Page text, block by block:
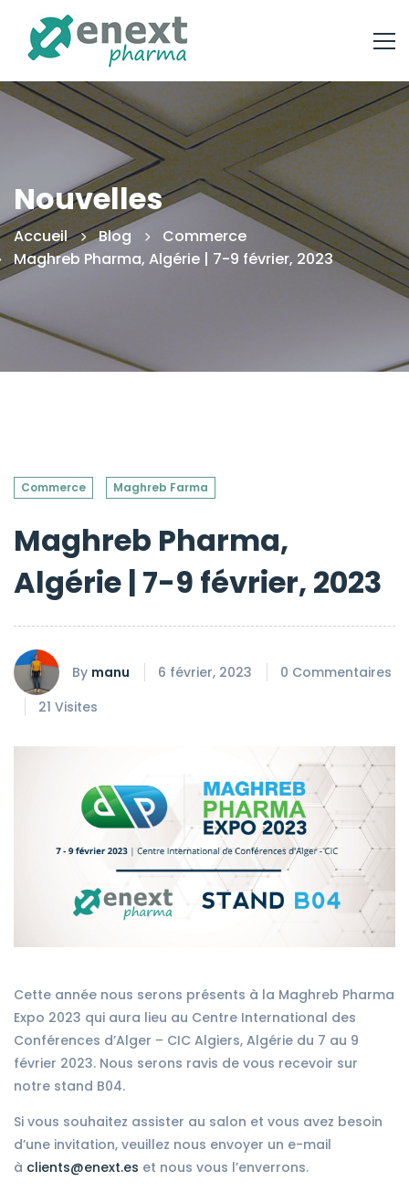
Nouvelles
Accueil Blog
Commerce
Maghreb Pharma, Algérie | 7-9 février, 2023
Commerce Maghreb Farma
Maghreb Pharma,
Algérie | 7-9 février, 2023
By manu 6 février, 2023
0 Commentaires
21 Visites
Cette année nous serons présents à la Maghreb Pharma
Expo 2023 qui aura lieu au Centre International des
Conférences d’Alger – CIC Algiers, Algérie du 7 au 9
février 2023. Nous serons ravis de vous recevoir sur
notre stand B04.
Si vous souhaitez assister au salon et vous avez besoin
d’une invitation, veuillez nous envoyer un e-mail
à clients@enext.es et nous vous l’enverrons.